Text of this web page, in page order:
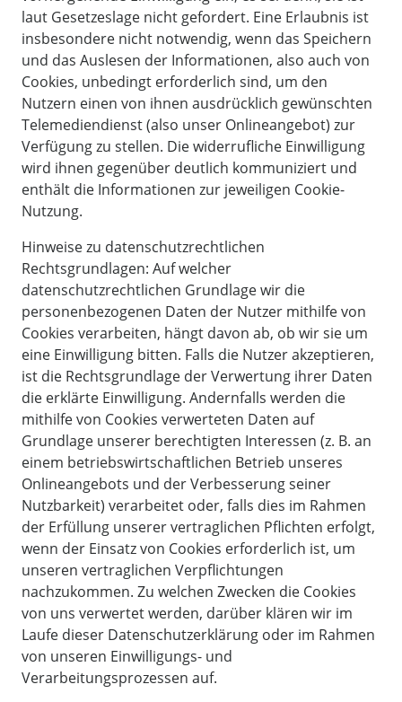
laut Gesetzeslage nicht gefordert. Eine Erlaubnis ist
insbesondere nicht notwendig, wenn das Speichern
und das Auslesen der Informationen, also auch von
Cookies, unbedingt erforderlich sind, um den
Nutzern einen von ihnen ausdrücklich gewünschten
Telemediendienst (also unser Onlineangebot) zur
Verfügung zu stellen. Die widerrufliche Einwilligung
wird ihnen gegenüber deutlich kommuniziert und
enthält die Informationen zur jeweiligen Cookie-
Nutzung.
Hinweise zu datenschutzrechtlichen
Rechtsgrundlagen: Auf welcher
datenschutzrechtlichen Grundlage wir die
personenbezogenen Daten der Nutzer mithilfe von
Cookies verarbeiten, hängt davon ab, ob wir sie um
eine Einwilligung bitten. Falls die Nutzer akzeptieren,
ist die Rechtsgrundlage der Verwertung ihrer Daten
die erklärte Einwilligung. Andernfalls werden die
mithilfe von Cookies verwerteten Daten auf
Grundlage unserer berechtigten Interessen (z. B. an
einem betriebswirtschaftlichen Betrieb unseres
Onlineangebots und der Verbesserung seiner
Nutzbarkeit) verarbeitet oder, falls dies im Rahmen
der Erfüllung unserer vertraglichen Pflichten erfolgt,
wenn der Einsatz von Cookies erforderlich ist, um
unseren vertraglichen Verpflichtungen
nachzukommen. Zu welchen Zwecken die Cookies
von uns verwertet werden, darüber klären wir im
Laufe dieser Datenschutzerklärung oder im Rahmen
von unseren Einwilligungs- und
Verarbeitungsprozessen auf.